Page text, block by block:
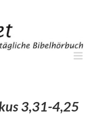
3,31-4,25